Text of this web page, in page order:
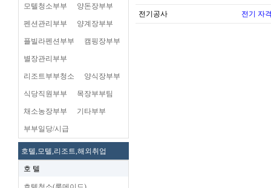
모텔청소부부 양돈장부부
펜션관리부부 양계장부부
플빌라펜션부부 캠핑장부부
별장관리부부
리조트부부청소 양식장부부
식당직원부부 목장부부팀
채소농장부부 기타부부
부부일당/시급
호텔,모텔,리조트,해외취업
호 텔
전기공사 전기 자